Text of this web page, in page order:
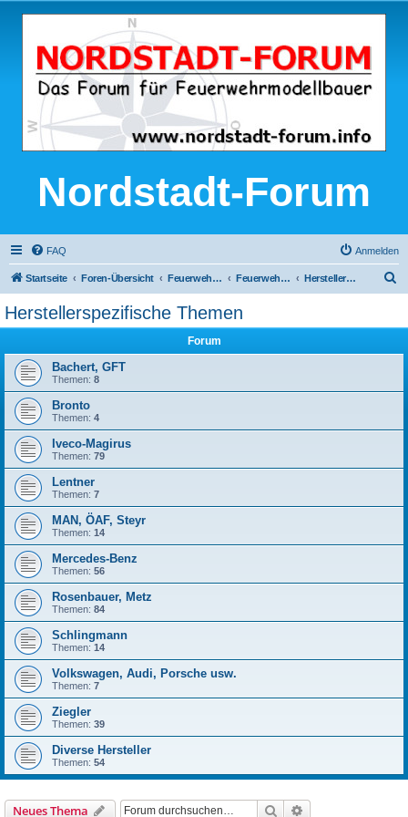
Nordstadt-Forum
FAQ Anmelden
Startseite Foren-Übersicht Feuerwehren im Original Feuerwehr-Fahrzeuge Herstellerspezifische Themen
Herstellerspezifische Themen
Forum
Bachert, GFT
Themen: 8
Bronto
Themen: 4
Iveco-Magirus
Themen: 79
Lentner
Themen: 7
MAN, ÖAF, Steyr
Themen: 14
Mercedes-Benz
Themen: 56
Rosenbauer, Metz
Themen: 84
Schlingmann
Themen: 14
Volkswagen, Audi, Porsche usw.
Themen: 7
Ziegler
Themen: 39
Diverse Hersteller
Themen: 54
Neues Thema Suche